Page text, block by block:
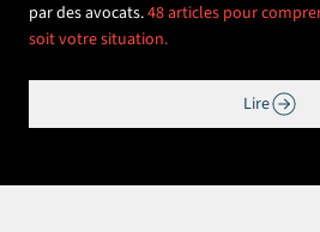
par des avocats.48 articles pour
soit votre situation.
Lire